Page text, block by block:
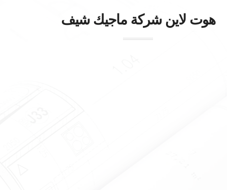
هوت لاين شركةماجيك شيف